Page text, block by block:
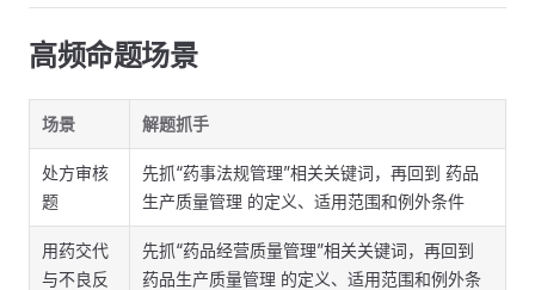
高频命题场景
场景 解题抓手
处方审核
题
先抓“药事法规管理”相关关键词，再回到 药品
生产质量管理 的定义、适用范围和例外条件
用药交代
与不良反
先抓“药品经营质量管理”相关关键词，再回到
药品生产质量管理 的定义、适用范围和例外条